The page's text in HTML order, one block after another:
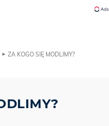
ZA KOGO SIĘ MODLIMY?